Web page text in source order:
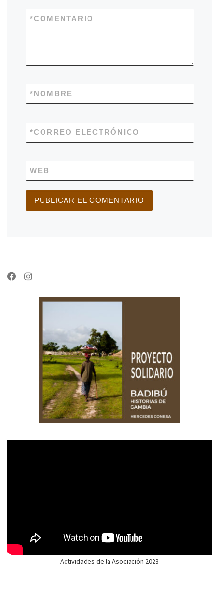
COMENTARIO
*
NOMBRE
*
CORREO ELECTRÓNICO
*
WEB
Actividades de la Asociación 2023